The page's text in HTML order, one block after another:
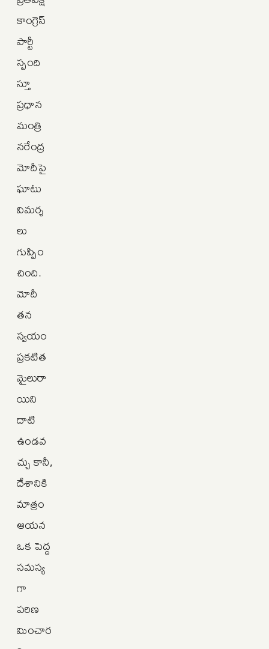
కాంగ్రెస్
పార్టీ
స్పంది
స్తూ
ప్రధాన
మంత్రి
నరేంద్ర
మోదీపై
ఘాటు
విమర్శ
లు
గుప్పిం
చింది.
మోదీ
తన
స్వయం
ప్రకటిత
మైలురా
యిని
దాటి
ఉండవ
చ్చు కానీ,
దేశానికి
మాత్రం
ఆయన
ఒక పెద్ద
సమస్య
గా
పరిణ
మించార